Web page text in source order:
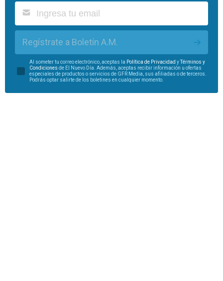
Regístrate a Boletín A.M.
Al someter tu correo electrónico, aceptas la Política de Privacidad y
Términos y
Condiciones de El Nuevo Día. Además, aceptas recibir información u ofertas
especiales de productos o servicios de GFR Media, sus afiliadas o de terceros.
Podrás optar salirte de los boletines en cualquier momento.